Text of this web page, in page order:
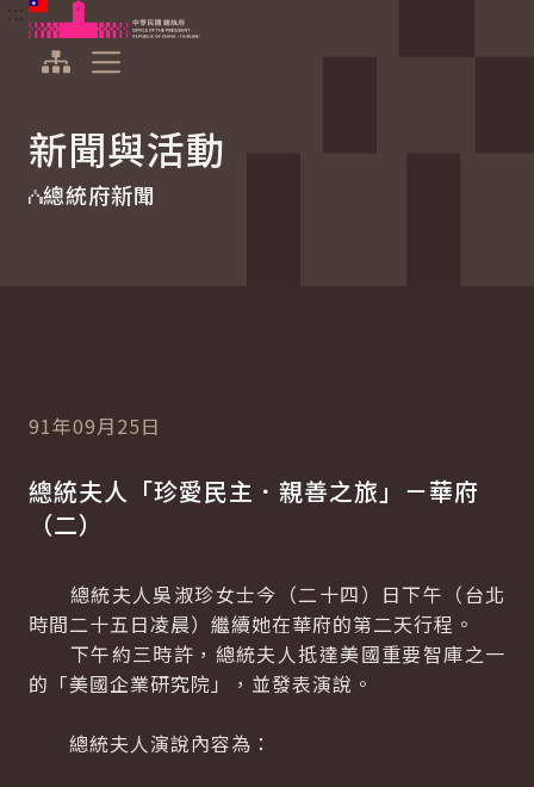
跳到主要內容
中華民國總統府
新聞與活動
總統府新聞
91年09月25日
總統夫人「珍愛民主．親善之旅」－華府
（二）
總統夫人吳淑珍女士今（二十四）日下午（台北
時間二十五日凌晨）繼續她在華府的第二天行程。
下午約三時許，總統夫人抵達美國重要智庫之一
的「美國企業研究院」，並發表演說。
總統夫人演說內容為：